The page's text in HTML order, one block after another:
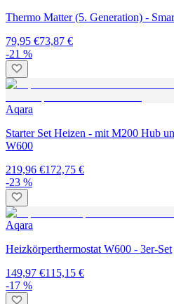
Thermo Matter (5. Generation) -
79,95 €73,87 €
-21 %
Aqara
Starter Set Heizen - mit M200 Hub
W600
219,96 €172,75 €
-23 %
Aqara
Heizkörperthermostat W600 - 3er-Set
149,97 €115,15 €
-17 %